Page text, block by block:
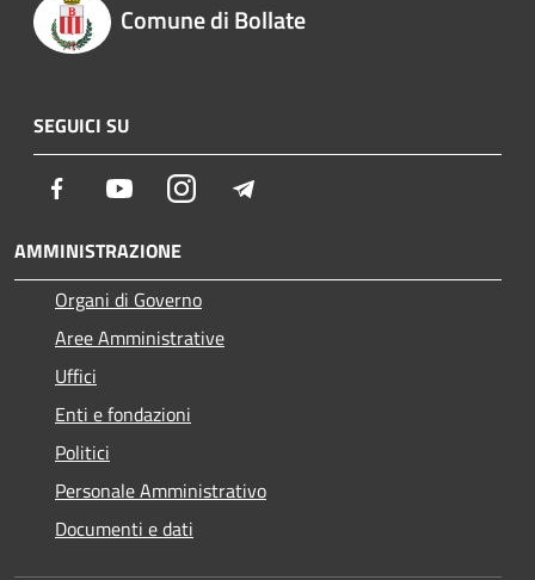
Comune di Bollate
SEGUICI SU
Facebook YoutubeInstagram
AMMINISTRAZIONE
Organi di Governo
Aree Amministrative
Uffici
Enti e fondazioni
Politici
Personale Amministrativo
Documenti e dati